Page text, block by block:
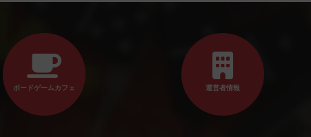
ボードゲームカフェ 運営者情報